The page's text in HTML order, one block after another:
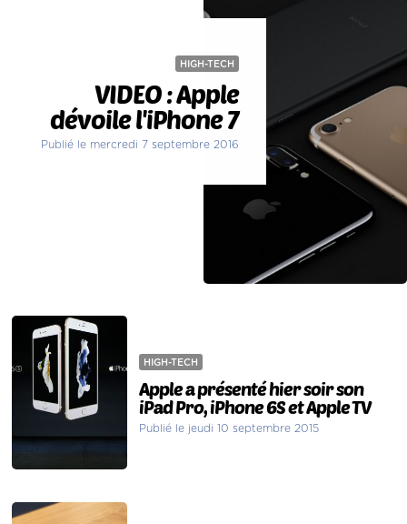
HIGH-TECH
VIDEO : Apple
dévoile l'iPhone 7
Publié le mercredi 7 septembre 2016
HIGH-TECH
Apple a présenté hier soir son
iPad Pro, iPhone 6S et Apple TV
Publié le jeudi 10 septembre 2015